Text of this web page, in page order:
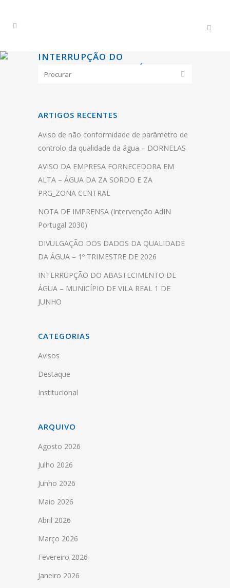
INTERRUPÇÃO DO
ABASTECIMENTO DE ÁGUA –
MUNICÍPIO DE PESO DA RÉGUA
ARTIGOS RECENTES
Aviso de não conformidade de parâmetro de
controlo da qualidade da água – DORNELAS
AVISO DA EMPRESA FORNECEDORA EM
ALTA – ÁGUA DA ZA SORDO E ZA
PRG_ZONA CENTRAL
NOTA DE IMPRENSA (Intervenção AdIN
Portugal 2030)
DIVULGAÇÃO DOS DADOS DA QUALIDADE
DA ÁGUA – 1º TRIMESTRE DE 2026
INTERRUPÇÃO DO ABASTECIMENTO DE
ÁGUA – MUNICÍPIO DE VILA REAL 1 DE
JUNHO
CATEGORIAS
Avisos
Destaque
Institucional
ARQUIVO
Agosto 2026
Julho 2026
Junho 2026
Maio 2026
Abril 2026
Março 2026
Fevereiro 2026
Janeiro 2026